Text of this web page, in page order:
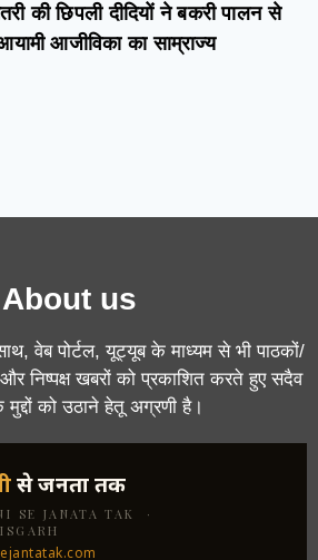
की छिपली दीदियों ने बकरी पालन से
आजीविका का साम्राज्य
About us
वेब पोर्टल, यूट्यूब के माध्यम से भी पाठकों/
निष्पक्ष खबरों को प्रकाशित करते हुए सदैव
को उठाने हेतू अग्रणी है।
से जनता तक
SE JANATA TAK ·